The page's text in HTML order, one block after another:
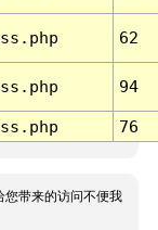
62
94
76
您带来的访问不便我